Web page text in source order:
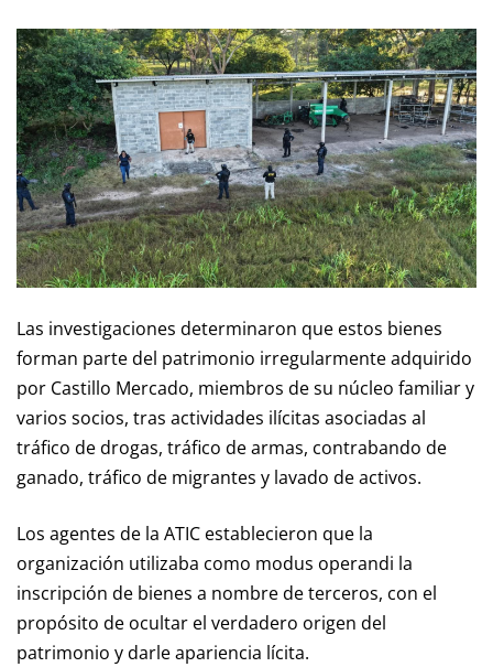
Las investigaciones determinaron que estos bienes
forman parte del patrimonio irregularmente adquirido
por Castillo Mercado, miembros de su núcleo familiar y
varios socios, tras actividades ilícitas asociadas al
tráfico de drogas, tráfico de armas, contrabando de
ganado, tráfico de migrantes y lavado de activos.
Los agentes de la ATIC establecieron que la
organización utilizaba como modus operandi la
inscripción de bienes a nombre de terceros, con el
propósito de ocultar el verdadero origen del
patrimonio y darle apariencia lícita.